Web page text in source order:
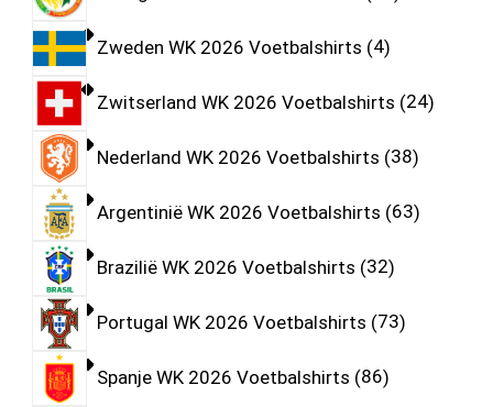
Zweden WK 2026 Voetbalshirts 4
Zwitserland WK 2026 Voetbalshirts 24
Nederland WK 2026 Voetbalshirts 38
Argentinië WK 2026 Voetbalshirts 63
Brazilië WK 2026 Voetbalshirts 32
Portugal WK 2026 Voetbalshirts 73
Spanje WK 2026 Voetbalshirts 86